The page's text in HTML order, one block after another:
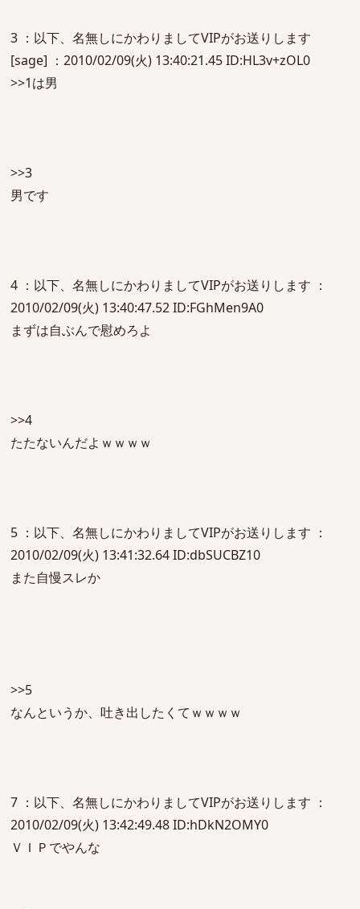
3 ：以下、名無しにかわりましてVIPがお送りします
[sage] ：2010/02/09(火) 13:40:21.45 ID:HL3v+zOL0
>>1は男
>>3
男です
4 ：以下、名無しにかわりましてVIPがお送りします ：
2010/02/09(火) 13:40:47.52 ID:FGhMen9A0
まずは自ぶんで慰めろよ
>>4
たたないんだよｗｗｗｗ
5 ：以下、名無しにかわりましてVIPがお送りします ：
2010/02/09(火) 13:41:32.64 ID:dbSUCBZ10
また自慢スレか
>>5
なんというか、吐き出したくてｗｗｗｗ
7 ：以下、名無しにかわりましてVIPがお送りします ：
2010/02/09(火) 13:42:49.48 ID:hDkN2OMY0
ＶＩＰでやんな